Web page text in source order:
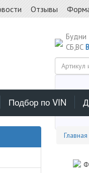
Отзывы
Будни
СБ,ВС
Подбор по VIN
Главная